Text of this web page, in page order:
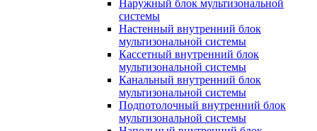
Наружный блок мультизональной
системы
Настенный внутренний блок
мультизональной системы
Кассетный внутренний блок
мультизональной системы
Канальный внутренний блок
мультизональной системы
Подпотолочный внутренний блок
мультизональной системы